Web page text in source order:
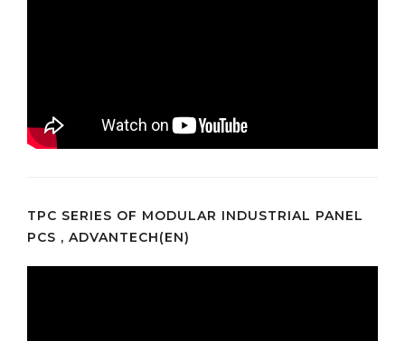
TPC SERIES OF MODULAR INDUSTRIAL PANEL
PCS , ADVANTECH(EN)